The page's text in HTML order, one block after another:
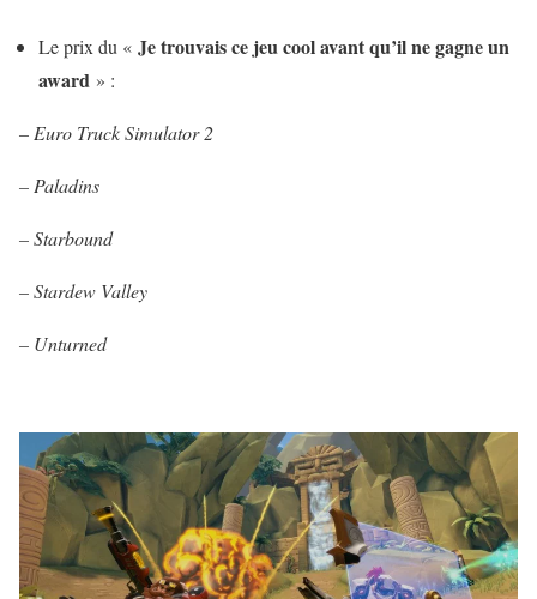
Le prix du « Je trouvais ce jeu cool avant qu’il ne gagne un
award » :
– Euro Truck Simulator 2
– Paladins
– Starbound
– Stardew Valley
– Unturned